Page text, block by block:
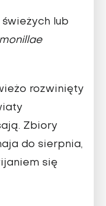
świeżych lub
rozwinięty
Zbiory
do sierpnia,
się